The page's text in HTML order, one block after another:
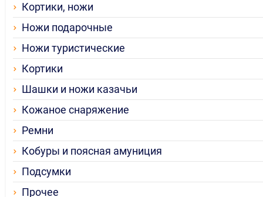
Кортики, ножи
Ножи подарочные
Ножи туристические
Кортики
Шашки и ножи казачьи
Кожаное снаряжение
Ремни
Кобуры и поясная амуниция
Подсумки
Прочее